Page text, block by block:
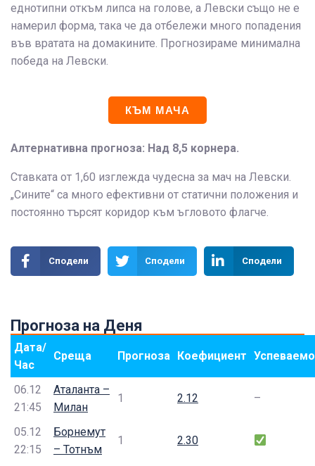
еднотипни откъм липса на голове, а Левски също не е
намерил форма, така че да отбележи много попадения
във вратата на домакините. Прогнозираме минимална
победа на Левски.
КЪМ МАЧА
Алтернативна прогноза: Над 8,5 корнера.
Ставката от 1,60 изглежда чудесна за мач на Левски.
„Сините“ са много ефективни от статични положения и
постоянно търсят коридор към ъгловото флагче.
Сподели Сподели Сподели
Прогноза на Деня
Дата/
Час
Среща Прогноза Коефициент
06.12
21:45
Аталанта –
Милан
1 2.12 –
05.12
22:15
Борнемут
– Тотнъм
1 2.30